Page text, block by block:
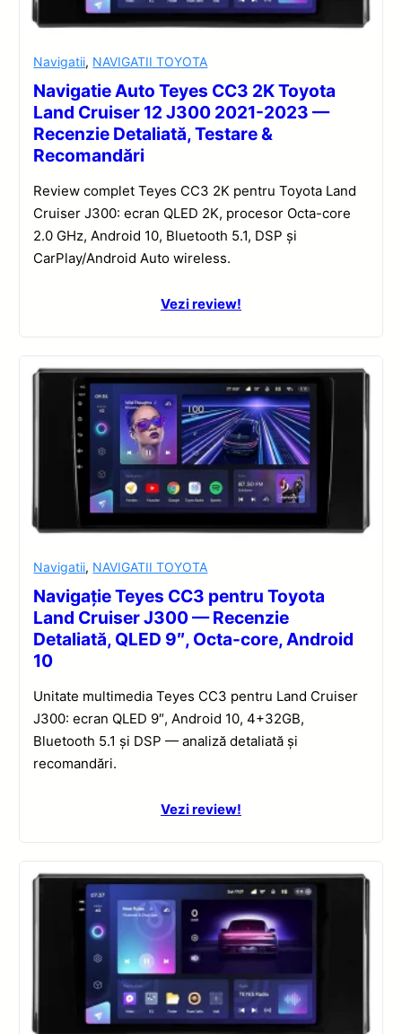
Navigatii, NAVIGATII TOYOTA
Navigatie Auto Teyes CC3 2K Toyota
Land Cruiser 12 J300 2021-2023 —
Recenzie Detaliată, Testare &
Recomandări
Review complet Teyes CC3 2K pentru Toyota Land
Cruiser J300: ecran QLED 2K, procesor Octa-core
2.0 GHz, Android 10, Bluetooth 5.1, DSP și
CarPlay/Android Auto wireless.
Vezi review!
Navigatii, NAVIGATII TOYOTA
Navigație Teyes CC3 pentru Toyota
Land Cruiser J300 — Recenzie
Detaliată, QLED 9″, Octa-core, Android
10
Unitate multimedia Teyes CC3 pentru Land Cruiser
J300: ecran QLED 9″, Android 10, 4+32GB,
Bluetooth 5.1 și DSP — analiză detaliată și
recomandări.
Vezi review!